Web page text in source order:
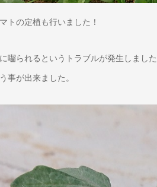
トの定植も行いました！
囓られるというトラブルが発生しまし
事が出来ました。